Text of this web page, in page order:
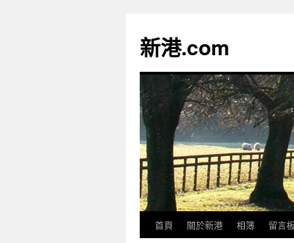
主
要
新港.com
首頁 關於新港 相簿 留言